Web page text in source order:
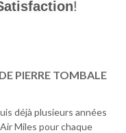
!
PIERRE TOMBALE
déjà plusieurs années
Miles pour chaque